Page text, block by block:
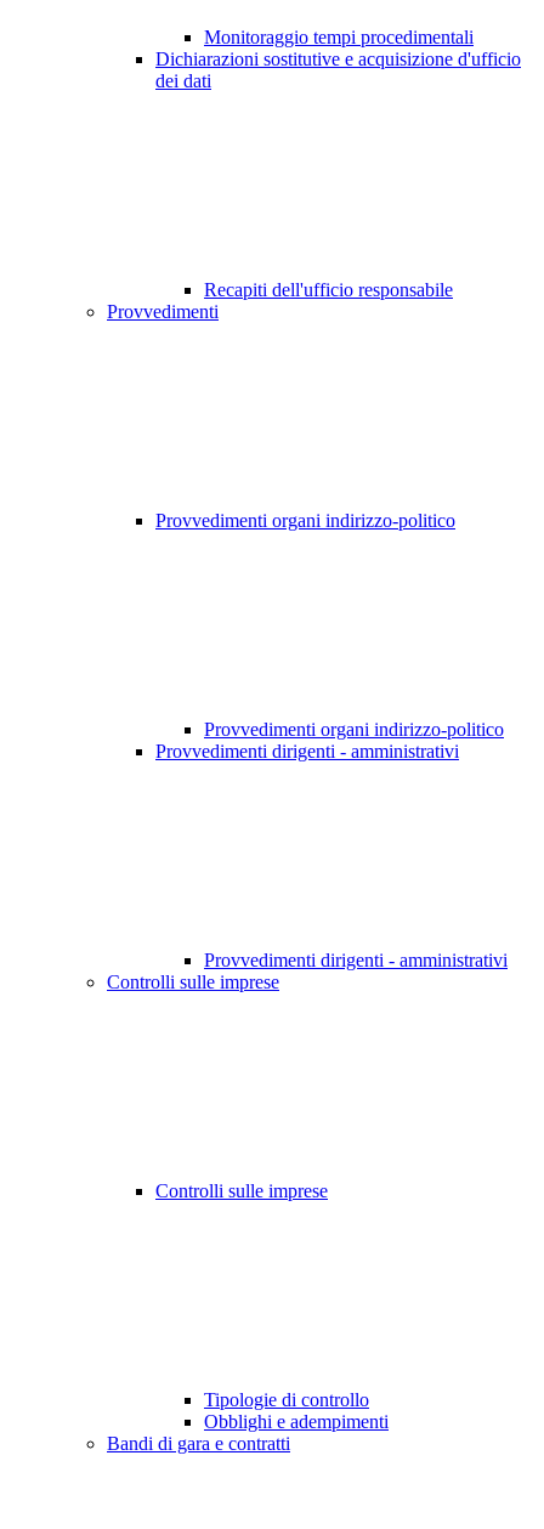
Monitoraggio tempi procedimentali
Dichiarazioni sostitutive e acquisizione d'ufficio
dei dati
Recapiti dell'ufficio responsabile
Provvedimenti
Provvedimenti organi indirizzo-politico
Provvedimenti organi indirizzo-politico
Provvedimenti dirigenti - amministrativi
Provvedimenti dirigenti - amministrativi
Controlli sulle imprese
Controlli sulle imprese
Tipologie di controllo
Obblighi e adempimenti
Bandi di gara e contratti